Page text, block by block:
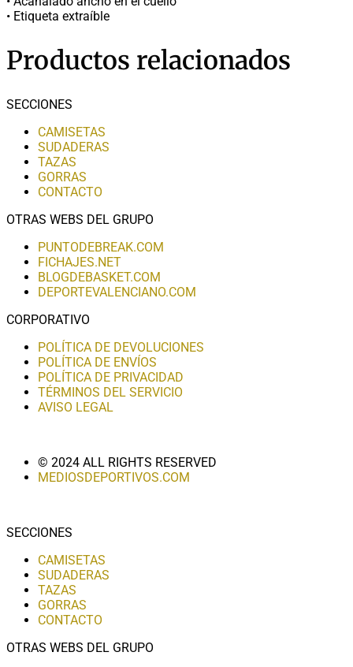
• Etiqueta extraíble
Productos relacionados
SECCIONES
CAMISETAS
SUDADERAS
TAZAS
GORRAS
CONTACTO
OTRAS WEBS DEL GRUPO
PUNTODEBREAK.COM
FICHAJES.NET
BLOGDEBASKET.COM
DEPORTEVALENCIANO.COM
CORPORATIVO
POLÍTICA DE DEVOLUCIONES
POLÍTICA DE ENVÍOS
POLÍTICA DE PRIVACIDAD
TÉRMINOS DEL SERVICIO
AVISO LEGAL
© 2024 ALL RIGHTS RESERVED
MEDIOSDEPORTIVOS.COM
SECCIONES
CAMISETAS
SUDADERAS
TAZAS
GORRAS
CONTACTO
OTRAS WEBS DEL GRUPO